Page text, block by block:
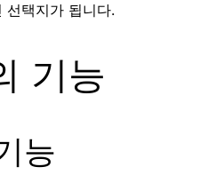
선택지가 됩니다.
기능
능